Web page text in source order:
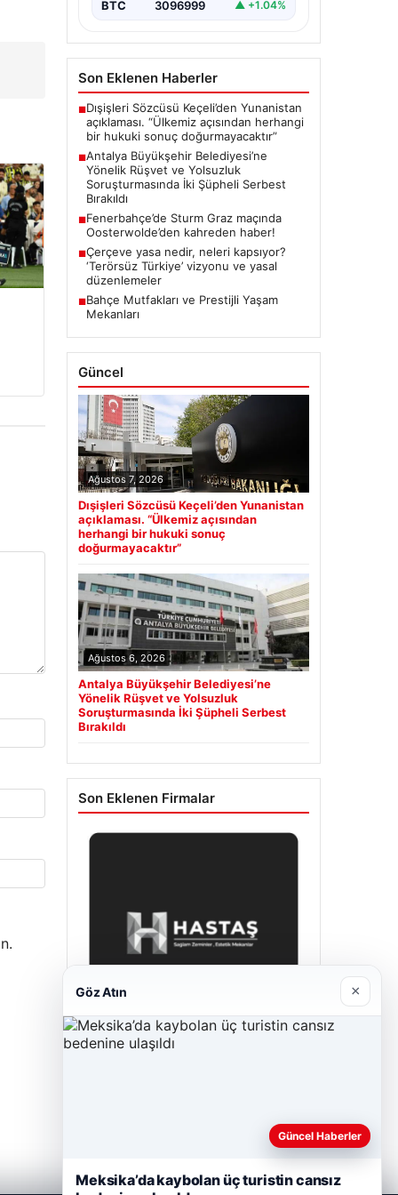
BTC 3096999 ▲ +1.04%
Son Eklenen Haberler
■Dışişleri Sözcüsü Keçeli’den Yunanistan
açıklaması. “Ülkemiz açısından herhangi
bir hukuki sonuç doğurmayacaktır”
■Antalya Büyükşehir Belediyesi’ne
Yönelik Rüşvet ve Yolsuzluk
Soruşturmasında İki Şüpheli Serbest
Bırakıldı
■Fenerbahçe’de Sturm Graz maçında
Oosterwolde’den kahreden haber!
■Çerçeve yasa nedir, neleri kapsıyor?
‘Terörsüz Türkiye’ vizyonu ve yasal
düzenlemeler
■Bahçe Mutfakları ve Prestijli Yaşam
Mekanları
Güncel
Ağustos 7, 2026
Dışişleri Sözcüsü Keçeli’den Yunanistan
açıklaması. “Ülkemiz açısından
herhangi bir hukuki sonuç
doğurmayacaktır”
Ağustos 6, 2026
Antalya Büyükşehir Belediyesi’ne
Yönelik Rüşvet ve Yolsuzluk
Soruşturmasında İki Şüpheli Serbest
Bırakıldı
Son Eklenen Firmalar
Göz Atın ×
Güncel Haberler
Meksika’da kaybolan üç turistin cansız